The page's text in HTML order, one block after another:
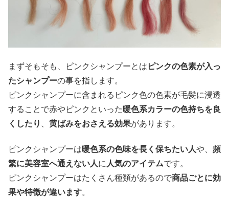
まずそもそも、ピンクシャンプーとは ピンクの色素が入っ
たシャンプーの事を指します。
ピンクシャンプーに含まれるピンク色の色素が毛髪に浸透
することで赤やピンクといった 暖色系カラーの色持ちを良
くしたり
黄ばみをおさえる効果があります。
ピンクシャンプーは暖色系の色味を長く保ちたい人や、 頻
繁に美容室へ通えない人に 人気のアイテムです。
ピンクシャンプーはたくさん種類があるので商品ごとに効
果や特徴が違います。